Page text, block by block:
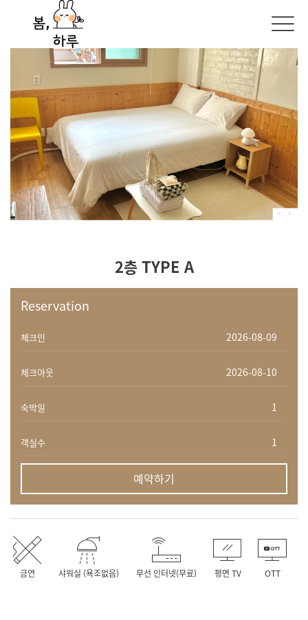
2층 TYPE A
Reservation
체크인
체크아웃
숙박일
객실수
예약하기
금연 샤워실 (욕조없음) 무선 인터넷(무료) 평면 TV OTT